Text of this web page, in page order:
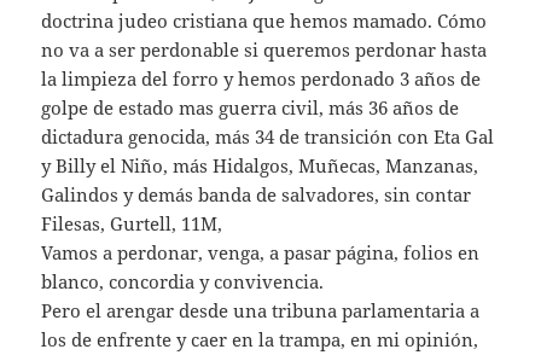
doctrina judeo cristiana que hemos mamado. Cómo
no va a ser perdonable si queremos perdonar hasta
la limpieza del forro y hemos perdonado 3 años de
golpe de estado mas guerra civil, más 36 años de
dictadura genocida, más 34 de transición con Eta Gal
y Billy el Niño, más Hidalgos, Muñecas, Manzanas,
Galindos y demás banda de salvadores, sin contar
Filesas, Gurtell, 11M,
Vamos a perdonar, venga, a pasar página, folios en
blanco, concordia y convivencia.
Pero el arengar desde una tribuna parlamentaria a
los de enfrente y caer en la trampa, en mi opinión,